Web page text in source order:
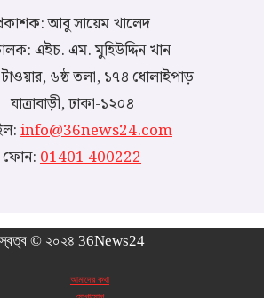
আবু সায়েম খালেদ
এইচ. এম. মুহিউদ্দিন খান
৬ষ্ঠ তলা, ১৭৪ ধোলাইপাড়
যাত্রাবাড়ী, ঢাকা-১২০৪
info@36news24.com
ফোন:01401 400222
স্বত্ব © ২০২৪ 36News24
আমাদের কথা